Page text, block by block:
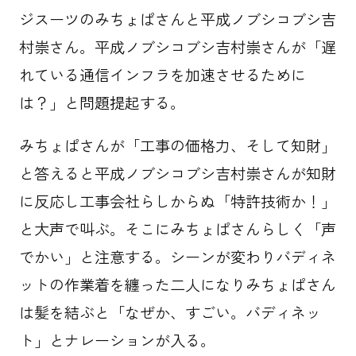
ジスーツのみちょぱさんと平成ノブシコブシ吉
村崇さん。平成ノブシコブシ吉村崇さんが「遅
れている通信インフラを加速させるために
は？」と問題提起する。
みちょぱさんが「工事の価格力、そして知財」
と答えると平成ノブシコブシ吉村崇さんが知財
に反応し工事会社らしからぬ「特許技術か！」
と大声で叫ぶ。そこにみちょぱさんらしく「声
でかい」と注意する。シーンが変わりバディネ
ットの作業着を纏った二人になりみちょぱさん
は髪を結ぶと「なぜか、すごい。バディネッ
ト」とナレーションが入る。